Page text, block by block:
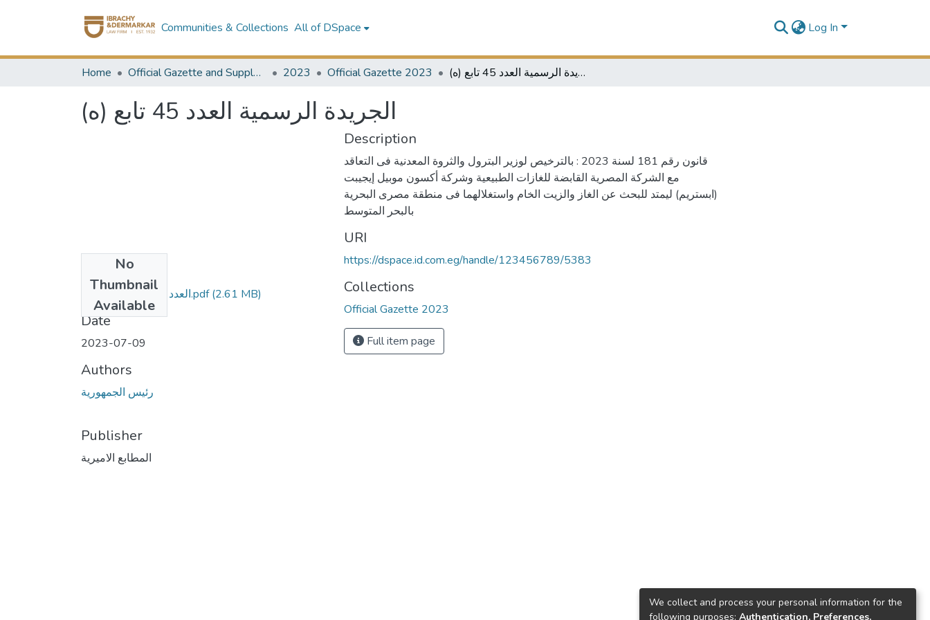
Communities & Collections All of DSpace Log In
Home Official Gazette and Supplement 2023 Official Gazette 2023 الجريدة الرسمية العدد 45 تابع (ه)
الجريدة الرسمية العدد 45 تابع (ه)
No
Thumbnail
Available
العدد 45 تابع هـ مؤمن.pdf(2.61 MB)
Date
2023-07-09
Authors
رئيس الجمهورية
Publisher
المطابع الاميرية
Description
قانون رقم 181 لسنة 2023 : بالترخيص لوزير البترول والثروة المعدنية فى التعاقد
مع الشركة المصرية القابضة للغازات الطبيعية وشركة أكسون موبيل إيجيبت
(ابستريم) ليمتد للبحث عن الغاز والزيت الخام واستغلالهما فى منطقة مصرى البحرية
بالبحر المتوسط
URI
https://dspace.id.com.eg/handle/123456789/5383
Collections
Official Gazette 2023
Full item page
We collect and process your personal information for the
following purposes: Authentication, Preferences,